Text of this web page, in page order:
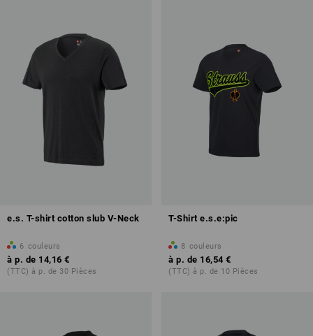
e.s. T-shirt cotton slub V-Neck
6 couleurs
à p. de 14,16 €
(TTC) à p. de 30 Pièces
T-Shirt e.s.e:pic
8 couleurs
à p. de 16,54 €
(TTC) à p. de 10 Pièces